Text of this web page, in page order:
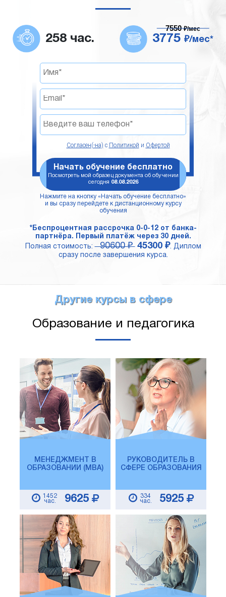
258 час. 3775 ₽/мес*
7550₽/мес
Согласен(-на) с Политикой и Офертой
Начать обучение бесплатно
Посмотреть мой образец документа об обучении
сегодня 08.08.2026
Нажмите на кнопку «Начать обучение бесплатно»
и вы сразу перейдете к дистанционному курсу
обучения
*Беспроцентная рассрочка 0-0-12 от банка-
партнёра. Первый платёж через 30 дней.
Полная стоимость:90600 ₽ 45300 ₽. Диплом
сразу после завершения курса.
Другие курсы в сфере
Образование и педагогика
МЕНЕДЖМЕНТ В
ОБРАЗОВАНИИ (MBA)
1452
час.
9625
РУКОВОДИТЕЛЬ В
СФЕРЕ ОБРАЗОВАНИЯ
334
час.
5925